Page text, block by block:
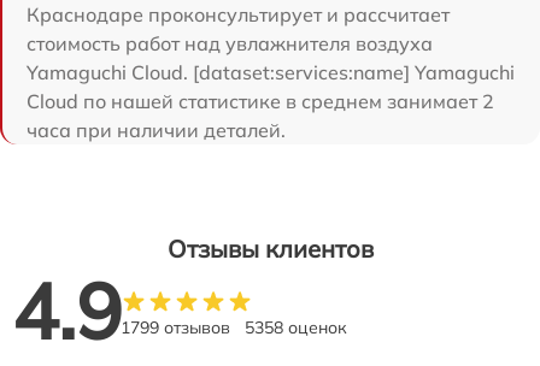
Краснодаре проконсультирует и рассчитает
стоимость работ над увлажнителя воздуха
Yamaguchi Cloud. [dataset:services:name] Yamaguchi
Cloud по нашей статистике в среднем занимает 2
часа при наличии деталей.
Отзывы клиентов
4.91799 отзывов 5358 оценок